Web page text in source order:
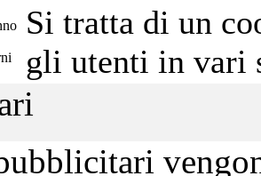
Si tratta di un
gli utenti in vari